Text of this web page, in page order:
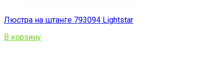
Люстра на штанге 793094 Lightstar
В корзину